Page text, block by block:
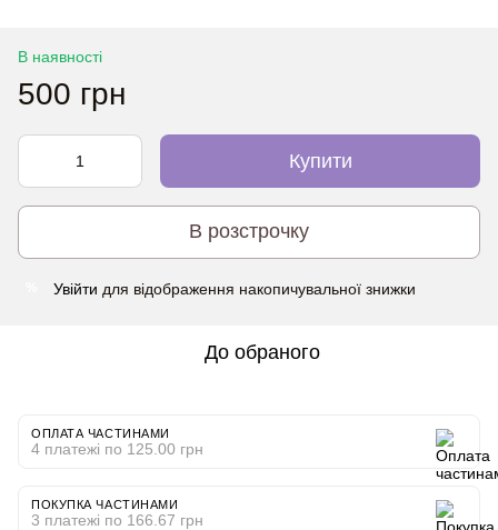
В наявності
500 грн
Купити
В розстрочку
Увійти для відображення накопичувальної знижки
До обраного
ОПЛАТА ЧАСТИНАМИ
4 платежі по 125.00 грн
ПОКУПКА ЧАСТИНАМИ
3 платежі по 166.67 грн